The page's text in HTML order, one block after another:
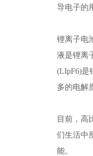
导电子的
锂离子电
液是锂离
(LIpF6)是
多的电解
目前，高
们生活中
能。